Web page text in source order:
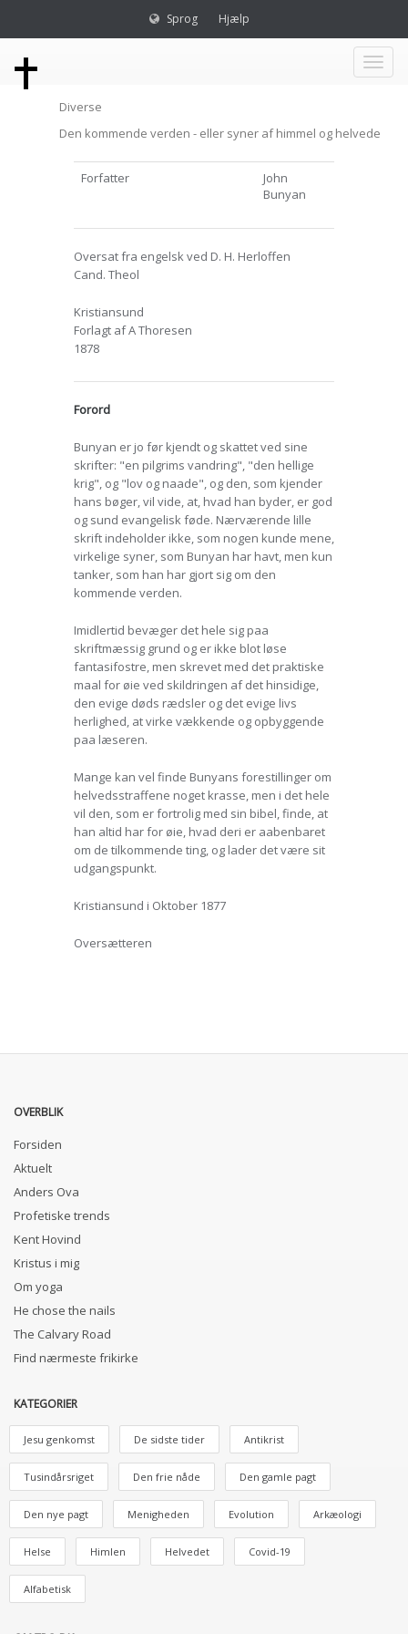
Sprog Hjælp
Toggle
Diverse
Den kommende verden - eller syner af himmel og helvede
Forfatter
John
Bunyan
Oversat fra engelsk ved D. H. Herloffen
Cand. Theol
Kristiansund
Forlagt af A Thoresen
1878
Forord
Bunyan er jo før kjendt og skattet ved sine
skrifter: "en pilgrims vandring", "den hellige
krig", og "lov og naade", og den, som kjender
hans bøger, vil vide, at, hvad han byder, er god
og sund evangelisk føde. Nærværende lille
skrift indeholder ikke, som nogen kunde mene,
virkelige syner, som Bunyan har havt, men kun
tanker, som han har gjort sig om den
kommende verden.
Imidlertid bevæger det hele sig paa
skriftmæssig grund og er ikke blot løse
fantasifostre, men skrevet med det praktiske
maal for øie ved skildringen af det hinsidige,
den evige døds rædsler og det evige livs
herlighed, at virke vækkende og opbyggende
paa læseren.
Mange kan vel finde Bunyans forestillinger om
helvedsstraffene noget krasse, men i det hele
vil den, som er fortrolig med sin bibel, finde, at
han altid har for øie, hvad deri er aabenbaret
om de tilkommende ting, og lader det være sit
udgangspunkt.
Kristiansund i Oktober 1877
Oversætteren
OVERBLIK
Forsiden
Aktuelt
Anders Ova
Profetiske trends
Kent Hovind
Kristus i mig
Om yoga
He chose the nails
The Calvary Road
Find nærmeste frikirke
KATEGORIER
Jesu genkomst De sidste tider Antikrist
Tusindårsriget Den frie nåde Den gamle pagt
Den nye pagt Menigheden Evolution Arkæologi
Helse Himlen Helvedet Covid-19
Alfabetisk